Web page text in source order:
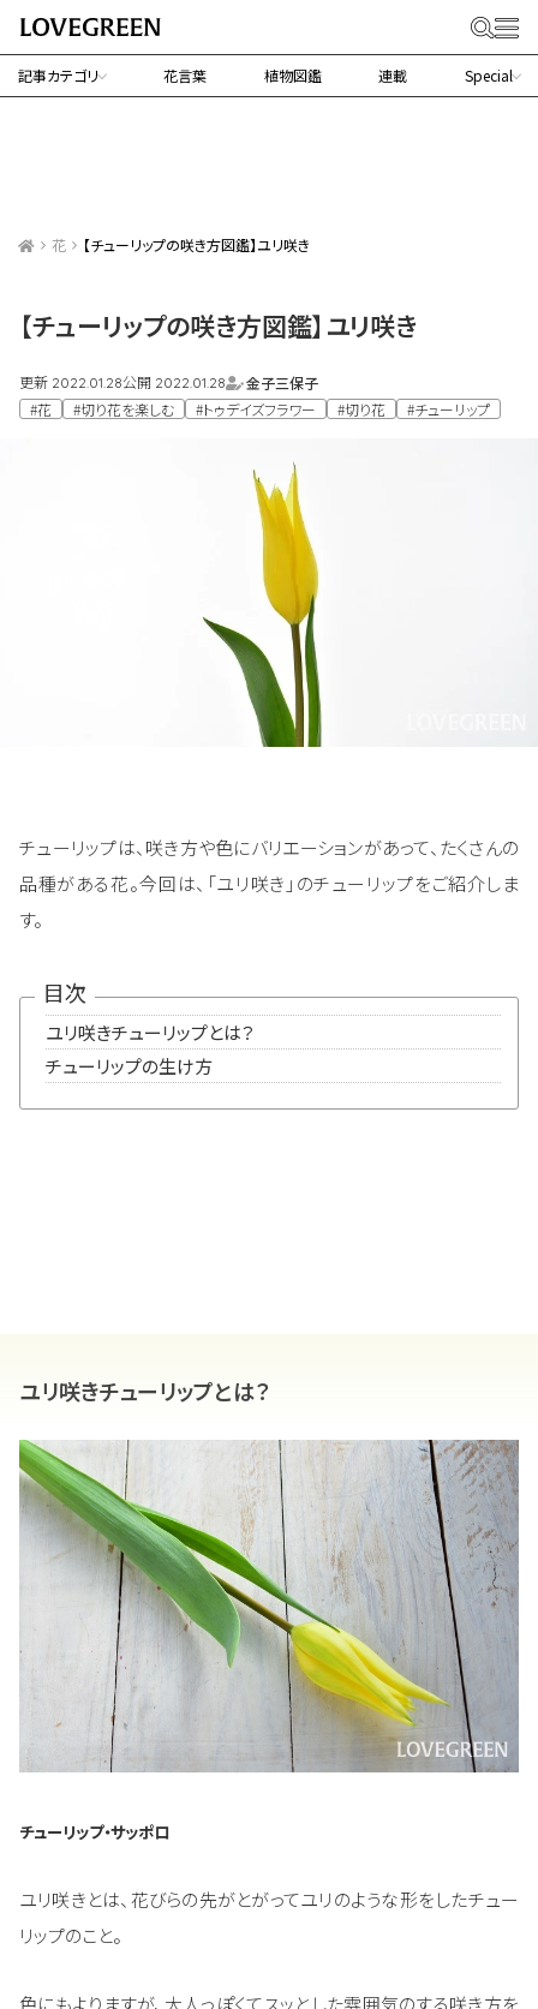
記事カテゴリ 花言葉 植物図鑑 連載 Special
花 【チューリップの咲き方図鑑】ユリ咲き
【チューリップの咲き方図鑑】ユリ咲き
更新 2022.01.28公開 2022.01.28
金子三保子
#花
#切り花を楽しむ #トゥデイズフラワー #切り花 #チューリップ
チューリップは、咲き方や色にバリエーションがあって、たくさんの
品種がある花。今回は、「ユリ咲き」のチューリップをご紹介しま
す。
目次
ユリ咲きチューリップとは？
チューリップの生け方
ユリ咲きチューリップとは？
チューリップ・サッポロ
ユリ咲きとは、花びらの先がとがってユリのような形をしたチュー
リップのこと。
色にもよりますが、大人っぽくてスッとした雰囲気のする咲き方を